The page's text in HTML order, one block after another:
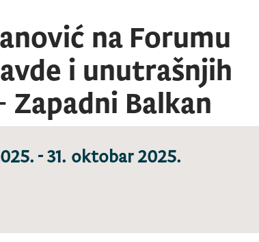
na Forumu
i unutrašnjih
Zapadni Balkan
-31. oktobar 2025.